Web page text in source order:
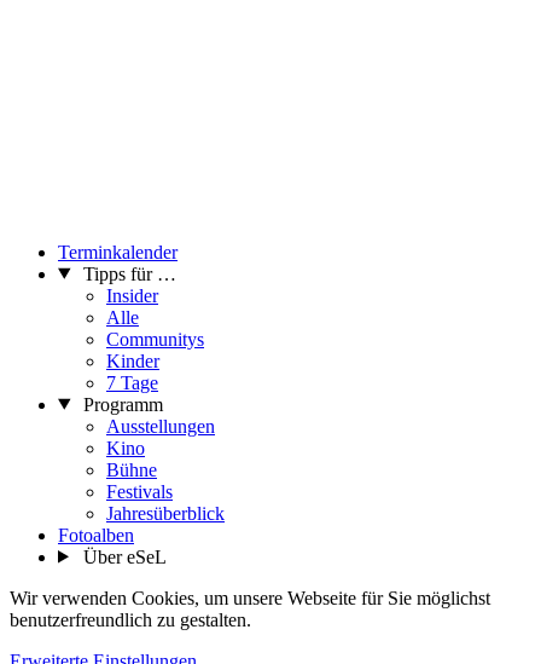
Terminkalender
Tipps für …
Insider
Alle
Communitys
Kinder
7 Tage
Programm
Ausstellungen
Kino
Bühne
Festivals
Jahresüberblick
Fotoalben
Über eSeL
Wir verwenden Cookies, um unsere Webseite für Sie möglichst
benutzerfreundlich zu gestalten.